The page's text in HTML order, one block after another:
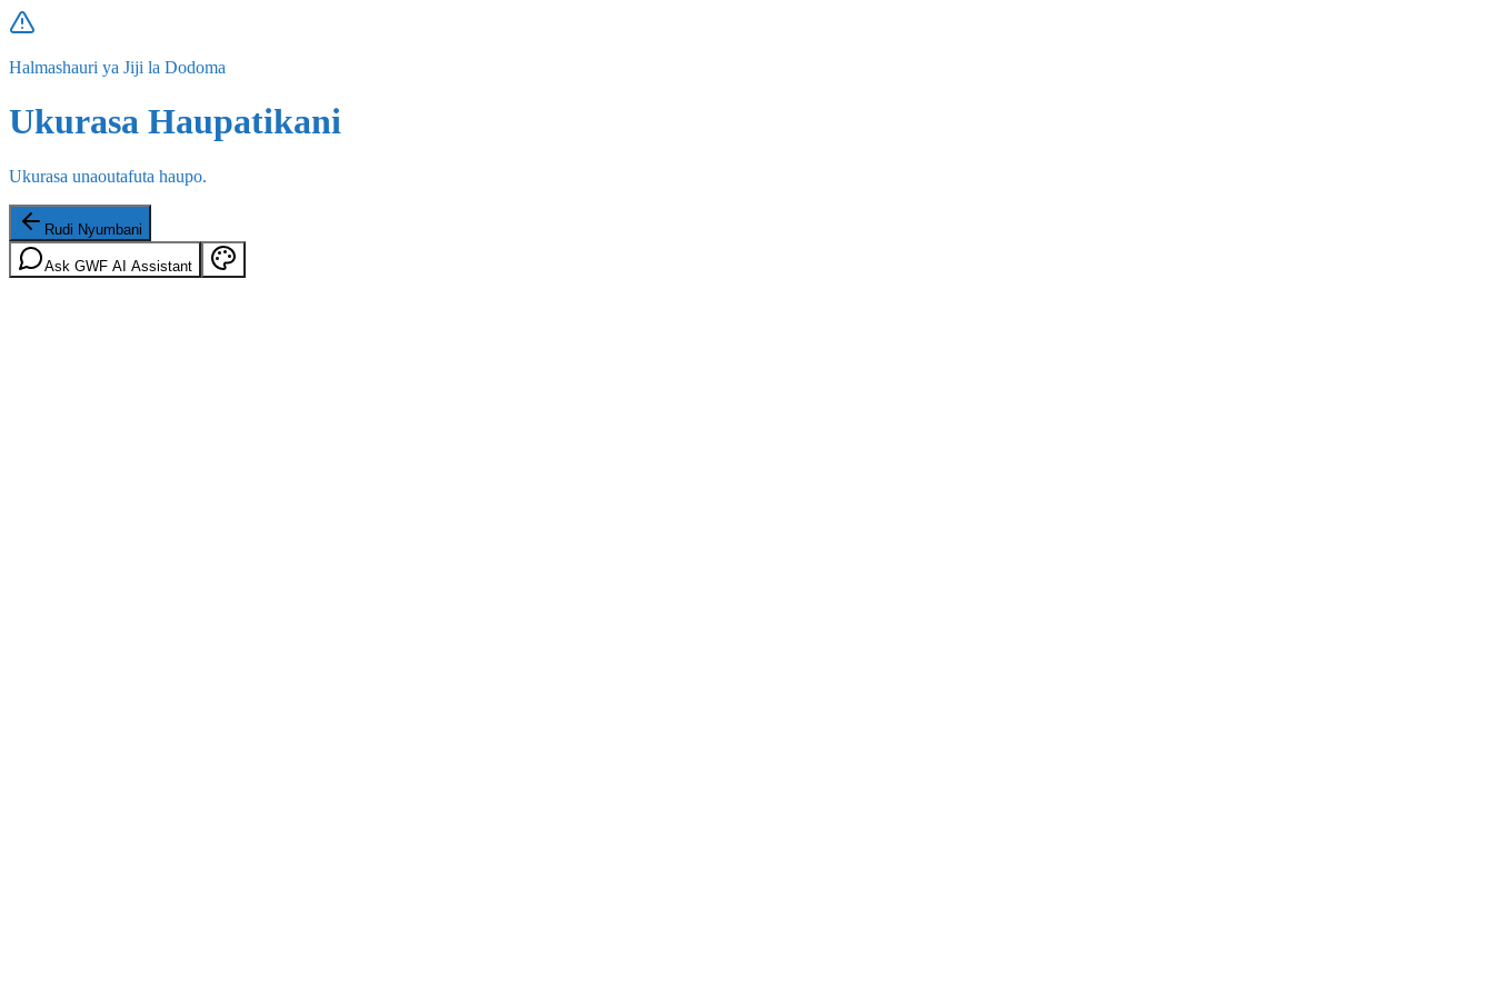
Halmashauri ya Jiji la Dodoma
Ukurasa Haupatikani
Ukurasa unaoutafuta haupo.
Rudi Nyumbani
Ask GWF AI Assistant